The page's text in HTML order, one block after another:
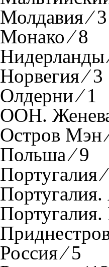
Молдавия ⁄ 3
Монако ⁄ 8
Нидерланды
Норвегия ⁄ 3
Олдерни ⁄ 1
ООН.
Остров Мэн
Польша ⁄ 9
Португалия
Португалия.
Португалия.
Россия ⁄ 5